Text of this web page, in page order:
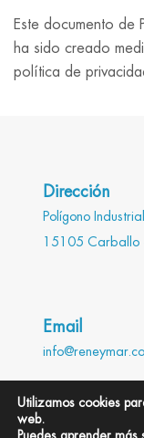
Este documento de
ha sido creado
política de
Dirección
Polígono
15105 Carballo
Email
Utilizamos cookies
web.
Puedes aprender